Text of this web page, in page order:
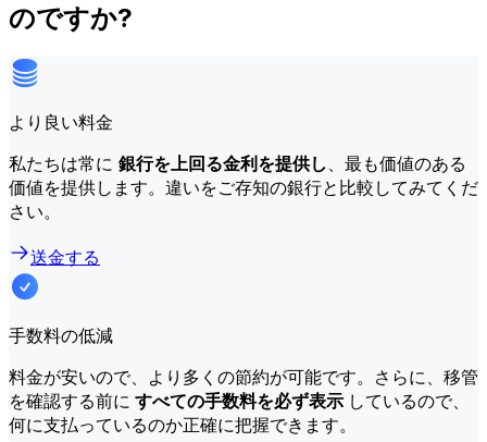
のですか?
より良い料金
私たちは常に 銀行を上回る金利を提供し 、最も価値のある
価値を提供します。違いをご存知の銀行と比較してみてくだ
さい。
送金する
手数料の低減
料金が安いので、より多くの節約が可能です。さらに、移管
を確認する前に すべての手数料を必ず表示 しているので、
何に支払っているのか正確に把握できます。